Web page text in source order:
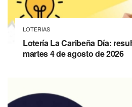
LOTERIAS
Lotería La Caribeña Día:
martes 4 de agosto de 2026